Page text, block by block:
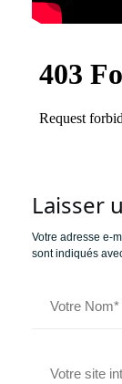
Laisser
Votre adresse e-
sont indiqués